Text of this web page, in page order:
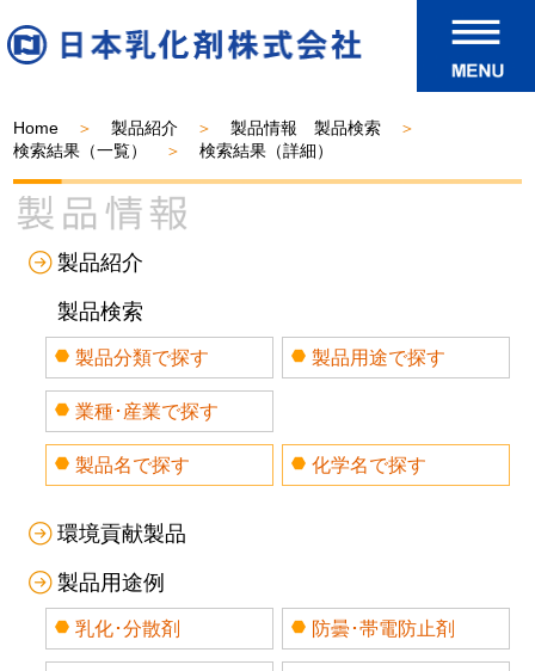
Home 製品紹介
製品情報 製品検索
検索結果（一覧）
検索結果（詳細）
製品紹介
製品検索
製品分類で探す 製品用途で探す
業種･産業で探す
製品名で探す 化学名で探す
環境貢献製品
製品用途例
乳化･分散剤 防曇･帯電防止剤